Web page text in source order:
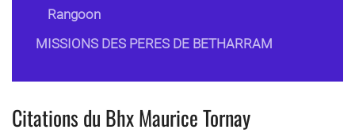
Rangoon
MISSIONS DES PERES DE BETHARRAM
Citations du Bhx Maurice Tornay